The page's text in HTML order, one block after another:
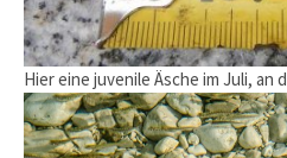
Hier eine juvenile Äsche im Juli, an